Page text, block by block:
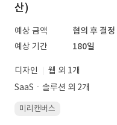
산)
예상 금액
협의 후 결정
예상 기간
180일
디자인
웹 외 1개
SaaSㆍ솔루션 외 2개
미리캔버스